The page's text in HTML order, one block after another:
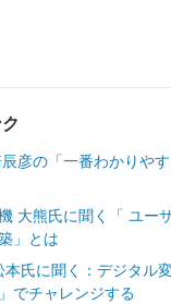
彦の「一番わかりや
大熊氏に聞く「 ユー
」とは
本氏に聞く：デジタル
でチャレンジする